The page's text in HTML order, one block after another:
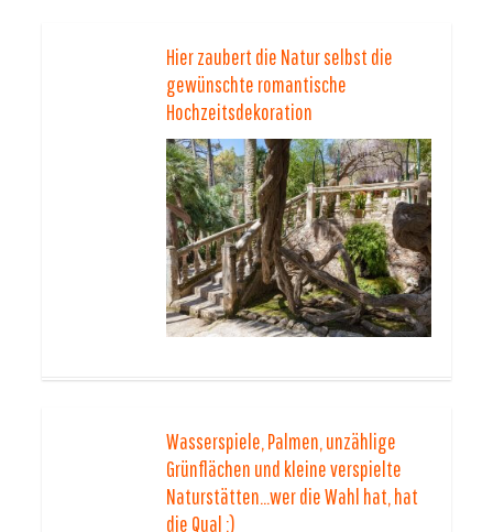
Hier zaubert die Natur selbst die
gewünschte romantische
Hochzeitsdekoration
Wasserspiele, Palmen, unzählige
Grünflächen und kleine verspielte
Naturstätten…wer die Wahl hat, hat
die Qual :)